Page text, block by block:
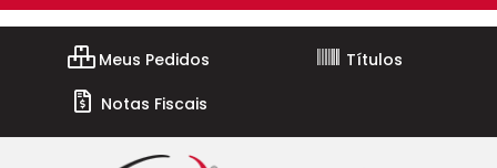
Meus Pedidos
Títulos
Notas Fiscais